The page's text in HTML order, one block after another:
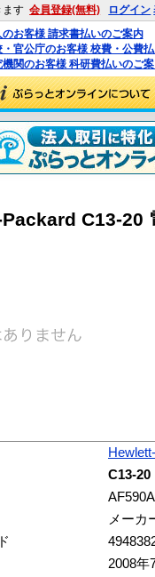
ます 会員登録(無料) ログイン
のお客様 請求書払いのご案内
・官公庁のお客様 校費・公費
機関のお客様 科研費払いのご
C13-20
C13-20
AF590A
メーカ
2008年